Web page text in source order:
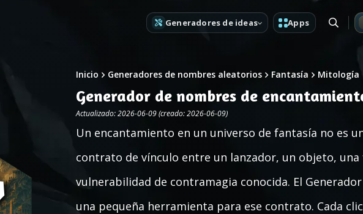
Generadores de ideas Apps
Inicio Generadores de nombres aleatorios Fantasía Mitología
Generador de nombres de
Actualizado: 2026-06-09 (creado: 2026-06-09)
Un encantamiento en un universo de fantasía no es
contrato de vínculo entre un lanzador, un objeto, una
vulnerabilidad de contramagia conocida. El
una pequeña herramienta para ese contrato. Cada